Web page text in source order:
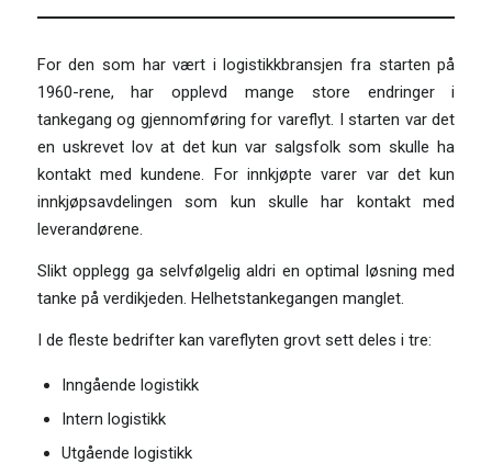
For den som har vært i logistikkbransjen fra starten på
1960-rene, har opplevd mange store endringer i
tankegang og gjennomføring for vareflyt. I starten var det
en uskrevet lov at det kun var salgsfolk som skulle ha
kontakt med kundene. For innkjøpte varer var det kun
innkjøpsavdelingen som kun skulle har kontakt med
leverandørene.
Slikt opplegg ga selvfølgelig aldri en optimal løsning med
tanke på verdikjeden. Helhetstankegangen manglet.
I de fleste bedrifter kan vareflyten grovt sett deles i tre:
Inngående logistikk
Intern logistikk
Utgående logistikk